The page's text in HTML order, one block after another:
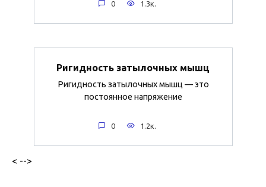
0 1.3к.
Ригидность затылочных мышц
Ригидность затылочных мышц — это
постоянное напряжение
0 1.2к.
< -->